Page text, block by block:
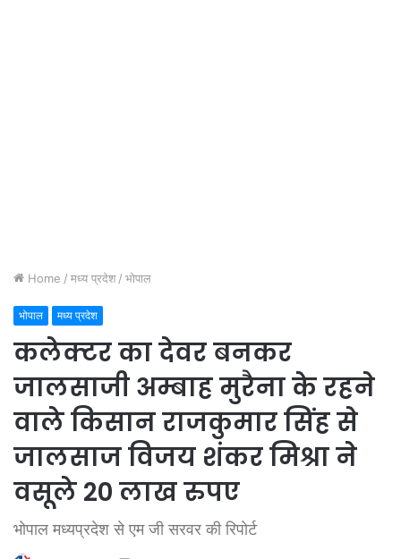
Home / मध्य प्रदेश / भोपाल
भोपाल मध्य प्रदेश
कलेक्टर का देवर बनकर
जालसाजी अम्बाह मुरैना के रहने
वाले किसान राजकुमार सिंह से
जालसाज विजय शंकर मिश्रा ने
वसूले 20 लाख रुपए
भोपाल मध्यप्रदेश से एम जी सरवर की रिपोर्ट